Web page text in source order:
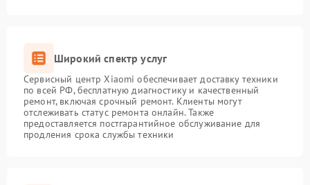
Широкий спектр услуг
Сервисный центр Xiaomi обеспечивает доставку техники
по всей РФ, бесплатную диагностику и качественный
ремонт, включая срочный ремонт. Клиенты могут
отслеживать статус ремонта онлайн. Также
предоставляется постгарантийное обслуживание для
продления срока службы техники